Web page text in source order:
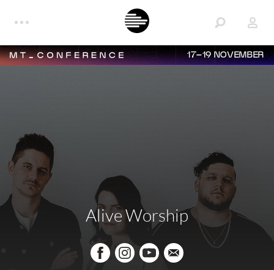
17–19 NOVEMBER
Alive Worship